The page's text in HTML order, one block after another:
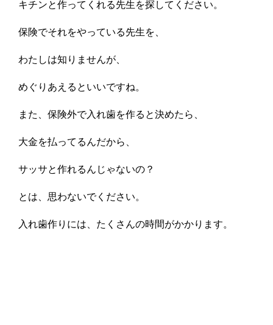
キチンと作ってくれる先生を探してください。
保険でそれをやっている先生を、
わたしは知りませんが、
めぐりあえるといいですね。
また、保険外で入れ歯を作ると決めたら、
大金を払ってるんだから、
サッサと作れるんじゃないの？
とは、思わないでください。
入れ歯作りには、たくさんの時間がかかります。